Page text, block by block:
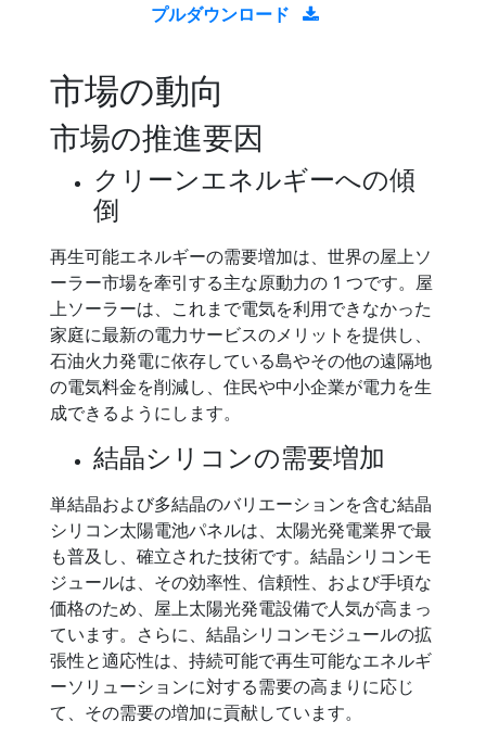
プルダウンロード
市場の動向
市場の推進要因
クリーンエネルギーへの傾
倒
再生可能エネルギーの需要増加は、世界の屋上ソ
ーラー市場を牽引する主な原動力の 1 つです。屋
上ソーラーは、これまで電気を利用できなかった
家庭に最新の電力サービスのメリットを提供し、
石油火力発電に依存している島やその他の遠隔地
の電気料金を削減し、住民や中小企業が電力を生
成できるようにします。
結晶シリコンの需要増加
単結晶および多結晶のバリエーションを含む結晶
シリコン太陽電池パネルは、太陽光発電業界で最
も普及し、確立された技術です。結晶シリコンモ
ジュールは、その効率性、信頼性、および手頃な
価格のため、屋上太陽光発電設備で人気が高まっ
ています。さらに、結晶シリコンモジュールの拡
張性と適応性は、持続可能で再生可能なエネルギ
ーソリューションに対する需要の高まりに応じ
て、その需要の増加に貢献しています。